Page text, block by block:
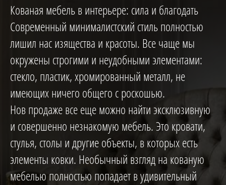
Кованая мебель в интерьере: сила и благодать
Современный минималистский стиль полностью
лишил нас изящества и красоты. Все чаще мы
окружены строгими и неудобными элементами:
стекло, пластик, хромированный металл, не
имеющих ничего общего с роскошью.
Нов продаже все еще можно найти эксклюзивную
и совершенно незнакомую мебель. Это кровати,
стулья, столы и другие объекты, в которых есть
элементы ковки. Необычный взгляд на кованую
мебелью полностью попадает в удивительный